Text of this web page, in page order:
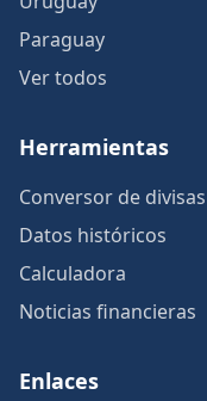
Paraguay
Ver todos
Herramientas
Conversor de divisas
Datos históricos
Calculadora
Noticias financieras
Enlaces